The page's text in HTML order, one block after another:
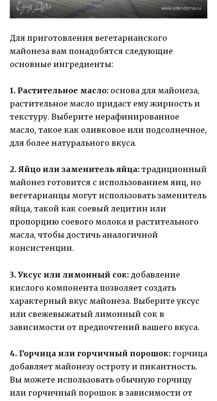
Для приготовления вегетарианского
майонеза вам понадобятся следующие
основные ингредиенты:
1. Растительное масло: основа для майонеза,
растительное масло придаст ему жирность и
текстуру. Выберите нерафинированное
масло, такое как оливковое или подсолнечное,
для более натурального вкуса.
2. Яйцо или заменитель яйца: традиционный
майонез готовится с использованием яиц, но
вегетарианцы могут использовать заменитель
яйца, такой как соевый лецитин или
пропорцию соевого молока и растительного
масла, чтобы достичь аналогичной
консистенции.
3. Уксус или лимонный сок: добавление
кислого компонента позволяет создать
характерный вкус майонеза. Выберите уксус
или свежевыжатый лимонный сок в
зависимости от предпочтений вашего вкуса.
4. Горчица или горчичный порошок: горчица
добавляет майонезу остроту и пикантность.
Вы можете использовать обычную горчицу
или горчичный порошок в зависимости от